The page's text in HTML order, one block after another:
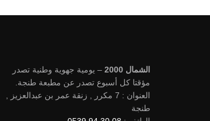
الشمال 2000
– يومية جهوية وطنية تصدر
مؤقتا كل أسبوع تصدر عن مطبعة طنجة.
العنوان : 7 مكرر , زنقة عمر بن عبدالعزيز ,
طنجة